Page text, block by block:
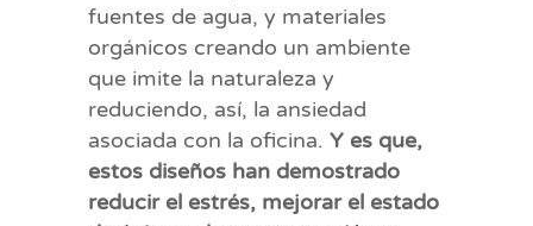
fuentes de agua, y materiales
orgánicos creando un ambiente
que imite la naturaleza y
reduciendo, así, la ansiedad
asociada con la oficina. Y es que,
estos diseños han demostrado
reducir el estrés, mejorar el estado